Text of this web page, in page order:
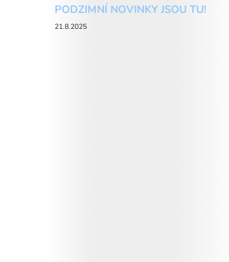
PODZIMNÍ NOVINKY JSOU TU!
21.8.2025